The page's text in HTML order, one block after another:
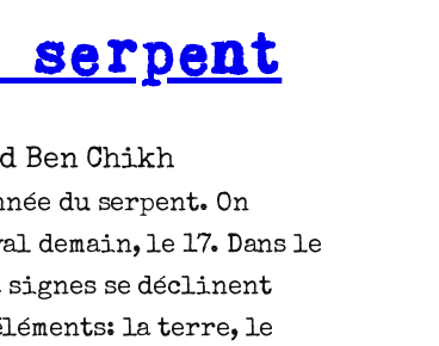
serpent
Ben Chikh
du serpent. On
demain, le 17. Dans le
se déclinent
la terre, le